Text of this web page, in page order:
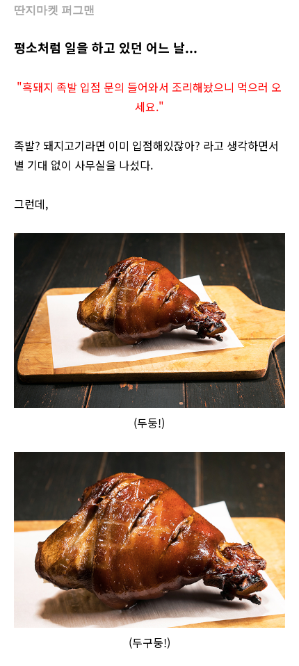
딴지마켓 퍼그맨
평소처럼 일을 하고 있던 어느 날...
"흑돼지 족발 입점 문의 들어와서 조리해놨으니 먹으러 오
세요."
족발? 돼지고기라면 이미 입점해있잖아? 라고 생각하면서
별 기대 없이 사무실을 나섰다.
그런데,
(두둥!)
(두구둥!)